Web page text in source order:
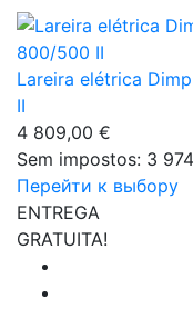
Lareira elétrica
II
4 809,00 €
Sem impostos: 3
Перейти к выбору
ENTREGA
GRATUITA!